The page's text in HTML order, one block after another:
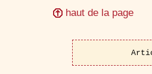
haut de la page